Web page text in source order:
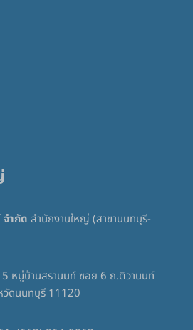
ำกัด สำนักงานใหญ่ (สาขานนทบุรี-
หมู่บ้านสรานนท์ ซอย 6 ถ.ติวานนท์
วัดนนทบุรี 11120